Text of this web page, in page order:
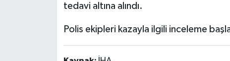
tedavi altına alındı.
Polis ekipleri kazayla ilgili inceleme